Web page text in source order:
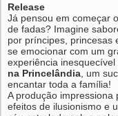
Release
Já pensou em começar
de fadas? Imagine
por príncipes, princesas
se emocionar com um
experiência
na Princelândia, um
encantar toda a família!
A produção impressiona
efeitos de ilusionismo e